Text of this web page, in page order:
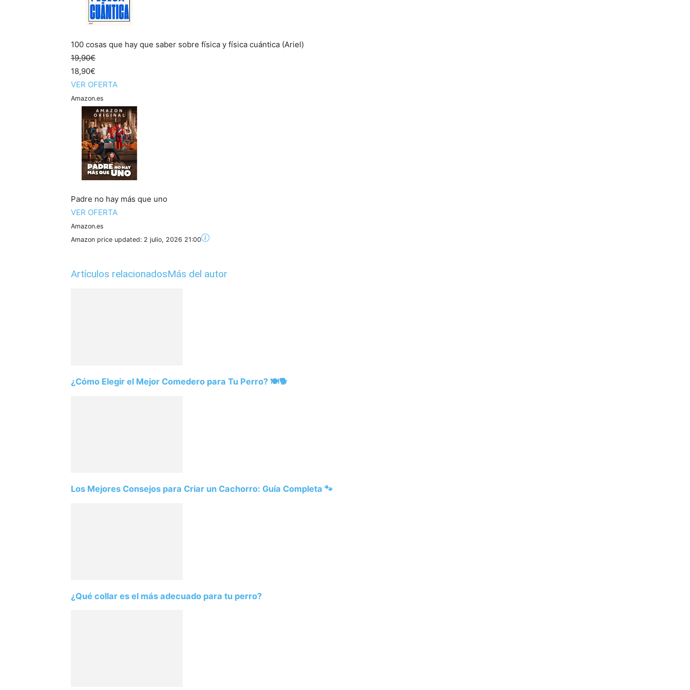
100 cosas que hay que saber sobre física y física cuántica (Ariel)
19,90€
18,90€
VER OFERTA
Amazon.es
Padre no hay más que uno
VER OFERTA
Amazon.es
Amazon price updated: 2 julio, 2026 21:00
Artículos relacionadosMás del autor
¿Cómo Elegir el Mejor Comedero para Tu Perro? 🍽️🐕
Los Mejores Consejos para Criar un Cachorro: Guía Completa 🐾
¿Qué collar es el más adecuado para tu perro?